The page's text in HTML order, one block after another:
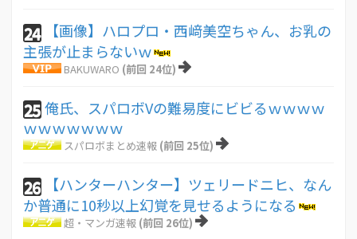
24
【画像】ハロプロ・西﨑美空ちゃん、お乳の
主張が止まらないｗ
BAKUWARO (前回 24位)
25俺氏、スパロボVの難易度にビビるｗｗｗｗ
ｗｗｗｗｗｗｗ
スパロボまとめ速報 (前回 25位)
26
【ハンターハンター】ツェリードニヒ、なん
か普通に10秒以上幻覚を見せるようになる
超・マンガ速報 (前回 26位)